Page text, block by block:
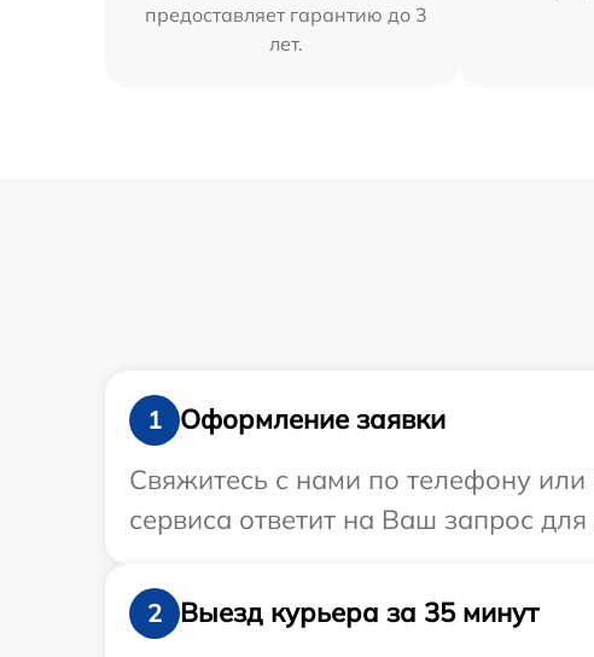
предоставляет гарантию до 3
лет.
1
Оформление заявки
Свяжитесь с нами по телефону или
сервиса ответит на Ваш запрос
2
Выезд курьера за 35 минут